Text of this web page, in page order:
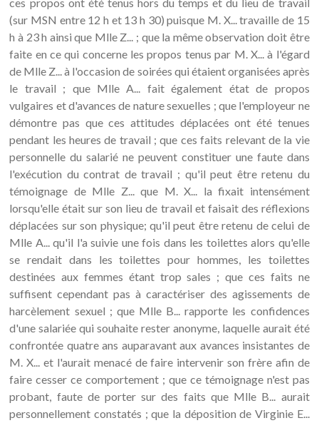
(sur MSN entre 12 h et 13 h 30) puisque M. X... travaille de 15
h à 23 h ainsi que Mlle Z... ; que la même observation doit être
faite en ce qui concerne les propos tenus par M. X... à l'égard
de Mlle Z... à l'occasion de soirées qui étaient organisées après
le travail ; que Mlle A... fait également état de propos
vulgaires et d'avances de nature sexuelles ; que l'employeur ne
démontre pas que ces attitudes déplacées ont été tenues
pendant les heures de travail ; que ces faits relevant de la vie
personnelle du salarié ne peuvent constituer une faute dans
l'exécution du contrat de travail ; qu'il peut être retenu du
témoignage de Mlle Z... que M. X... la fixait intensément
lorsqu'elle était sur son lieu de travail et faisait des réflexions
déplacées sur son physique; qu'il peut être retenu de celui de
Mlle A... qu'il l'a suivie une fois dans les toilettes alors qu'elle
se rendait dans les toilettes pour hommes, les toilettes
destinées aux femmes étant trop sales ; que ces faits ne
suffisent cependant pas à caractériser des agissements de
harcèlement sexuel ; que Mlle B... rapporte les confidences
d'une salariée qui souhaite rester anonyme, laquelle aurait été
confrontée quatre ans auparavant aux avances insistantes de
M. X... et l'aurait menacé de faire intervenir son frère afin de
faire cesser ce comportement ; que ce témoignage n'est pas
probant, faute de porter sur des faits que Mlle B... aurait
personnellement constatés ; que la déposition de Virginie E...